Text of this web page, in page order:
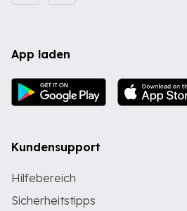
App laden
Kundensupport
Hilfebereich
Sicherheitstipps